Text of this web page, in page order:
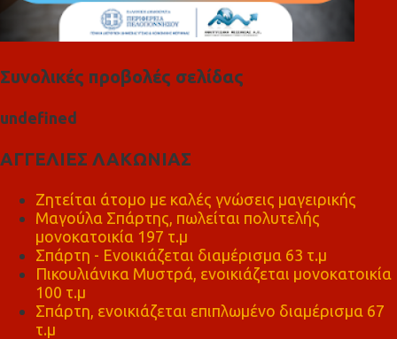
Συνολικές προβολές σελίδας
undefned
ΑΓΓΕΛΙΕΣ ΛΑΚΩΝΙΑΣ
Ζητείται άτομο με καλές γνώσεις μαγειρικής
Μαγούλα Σπάρτης, πωλείται πολυτελής
μονοκατοικία 197 τ.μ
Σπάρτη - Ενοικιάζεται διαμέρισμα 63 τ.μ
Πικουλιάνικα Μυστρά, ενοικιάζεται μονοκατοικία
100 τ.μ
Σπάρτη, ενοικιάζεται επιπλωμένο διαμέρισμα 67
τ.μ